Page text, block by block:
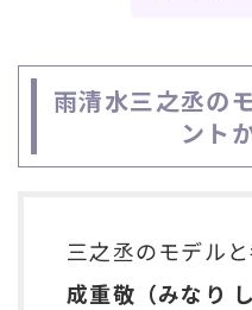
雨清水三之丞の
ント
三之丞のモデルと
成重敬（みなり